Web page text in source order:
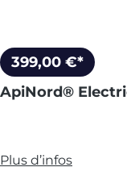
399,00 €*
ApiNord®
Plus d’infos